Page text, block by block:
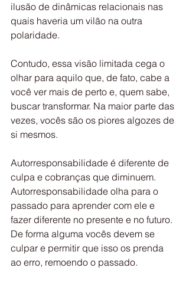
ilusão de dinâmicas relacionais nas
quais haveria um vilão na outra
polaridade.
Contudo, essa visão limitada cega o
olhar para aquilo que, de fato, cabe a
você ver mais de perto e, quem sabe,
buscar transformar. Na maior parte das
vezes, vocês são os piores algozes de
si mesmos.
Autorresponsabilidade é diferente de
culpa e cobranças que diminuem.
Autorresponsabilidade olha para o
passado para aprender com ele e
fazer diferente no presente e no futuro.
De forma alguma vocês devem se
culpar e permitir que isso os prenda
ao erro, remoendo o passado.